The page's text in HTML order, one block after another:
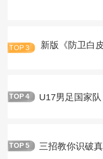
TOP 3 新版《防卫白
TOP 4 U17男足国家
TOP 5 三招教你识破